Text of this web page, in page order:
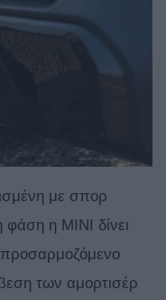
με σπορ
φάση η MINI δίνει
των αμορτισέρ